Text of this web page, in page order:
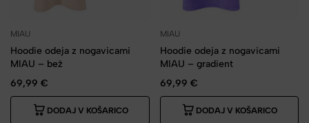
MIAU
Hoodie odeja z nogavicami
MIAU – bež
69,99 €
DODAJ V KOŠARICO
MIAU
Hoodie odeja z nogavicami
MIAU – gradient
69,99 €
DODAJ V KOŠARICO